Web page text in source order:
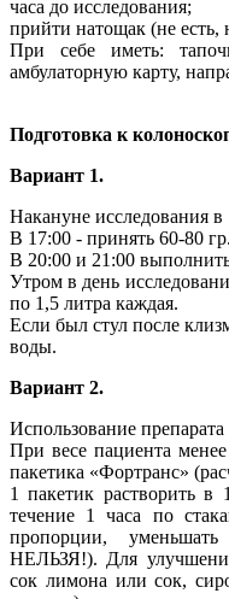
часа до исследования;
прийти натощак (не есть,
При себе иметь:
амбулаторную карту,
Подготовка к
Вариант 1.
Накануне исследования
В 17:00 - принять 60-80
В 20:00 и 21:00
Утром в день
по 1,5 литра каждая.
Если был стул после
воды.
Вариант 2.
Использование
При весе пациента
пакетика «Фортранс»
1 пакетик растворить
течение 1 часа по
пропорции,
НЕЛЬЗЯ!). Для
сок лимона или сок,